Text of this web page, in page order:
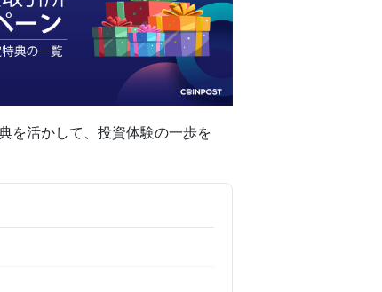
を活かして、投資体験の一歩を